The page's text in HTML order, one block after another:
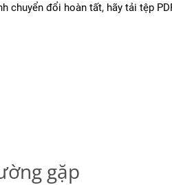
chuyển đổi hoàn tất, hãy tải tệp
gặp